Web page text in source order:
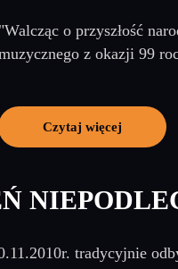
"Walcząc o przyszłość
z okazji 99
Czytaj więcej
tradycyjnie